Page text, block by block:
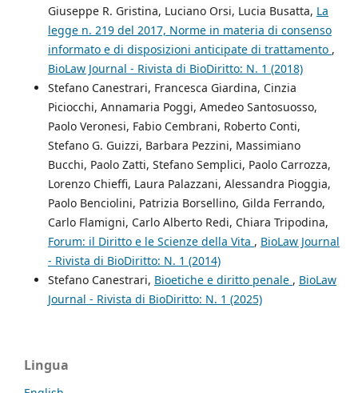
Giuseppe R. Gristina, Luciano Orsi, Lucia Busatta, La
legge n. 219 del 2017, Norme in materia di consenso
informato e di disposizioni anticipate di trattamento ,
BioLaw Journal - Rivista di BioDiritto: N. 1 (2018)
Stefano Canestrari, Francesca Giardina, Cinzia
Piciocchi, Annamaria Poggi, Amedeo Santosuosso,
Paolo Veronesi, Fabio Cembrani, Roberto Conti,
Stefano G. Guizzi, Barbara Pezzini, Massimiano
Bucchi, Paolo Zatti, Stefano Semplici, Paolo Carrozza,
Lorenzo Chieffi, Laura Palazzani, Alessandra Pioggia,
Paolo Benciolini, Patrizia Borsellino, Gilda Ferrando,
Carlo Flamigni, Carlo Alberto Redi, Chiara Tripodina,
Forum: il Diritto e le Scienze della Vita , BioLaw Journal
- Rivista di BioDiritto: N. 1 (2014)
Stefano Canestrari, Bioetiche e diritto penale , BioLaw
Journal - Rivista di BioDiritto: N. 1 (2025)
Lingua